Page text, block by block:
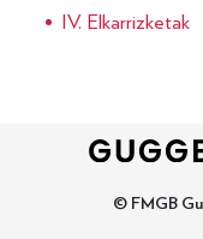
IV. Elkarrizketak
© FMGB